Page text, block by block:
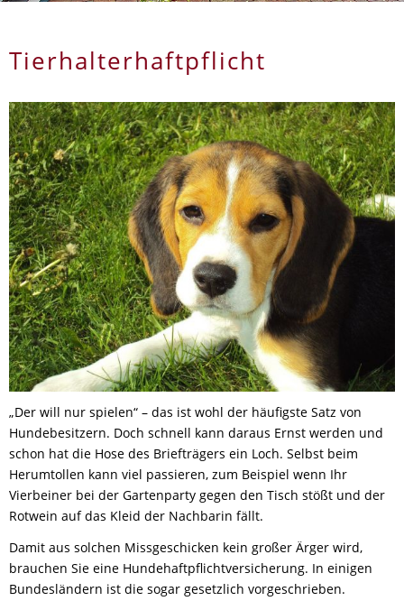
Tierhalterhaftpflicht
„Der will nur spielen“ – das ist wohl der häufigste Satz von
Hundebesitzern. Doch schnell kann daraus Ernst werden und
schon hat die Hose des Briefträgers ein Loch. Selbst beim
Herumtollen kann viel passieren, zum Beispiel wenn Ihr
Vierbeiner bei der Gartenparty gegen den Tisch stößt und der
Rotwein auf das Kleid der Nachbarin fällt.
Damit aus solchen Missgeschicken kein großer Ärger wird,
brauchen Sie eine Hundehaftpflichtversicherung. In einigen
Bundesländern ist die sogar gesetzlich vorgeschrieben.